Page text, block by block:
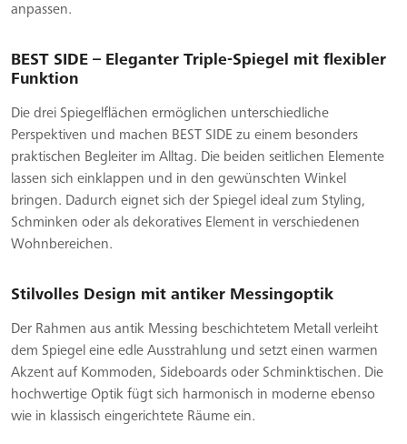
anpassen.
BEST SIDE – Eleganter Triple-Spiegel mit flexibler
Funktion
Die drei Spiegelflächen ermöglichen unterschiedliche
Perspektiven und machen BEST SIDE zu einem besonders
praktischen Begleiter im Alltag. Die beiden seitlichen Elemente
lassen sich einklappen und in den gewünschten Winkel
bringen. Dadurch eignet sich der Spiegel ideal zum Styling,
Schminken oder als dekoratives Element in verschiedenen
Wohnbereichen.
Stilvolles Design mit antiker Messingoptik
Der Rahmen aus antik Messing beschichtetem Metall verleiht
dem Spiegel eine edle Ausstrahlung und setzt einen warmen
Akzent auf Kommoden, Sideboards oder Schminktischen. Die
hochwertige Optik fügt sich harmonisch in moderne ebenso
wie in klassisch eingerichtete Räume ein.